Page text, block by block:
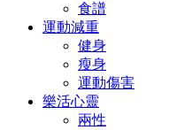
食譜
運動減重
健身
瘦身
運動傷害
樂活心靈
兩性